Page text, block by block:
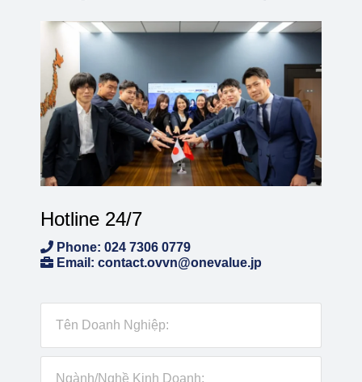
Hotline 24/7
Phone: 024 7306 0779
Email: contact.ovvn@onevalue.jp